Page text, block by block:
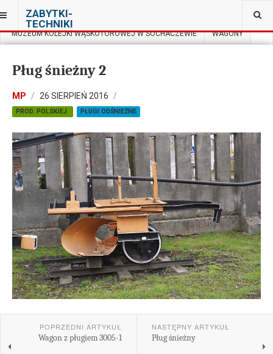
ZABYTKI-
TECHNIKI
JESTEŚ TUTAJ:
MUZEUM KOLEJKI WĄSKOTOROWEJ W SOCHACZEWIE WAGONY
Pług śnieżny 2
MP 26 SIERPIEŃ 2016
PROD. POLSKIEJ PŁUGI ODŚNIEŻNE
POPRZEDNI ARTYKUŁ
Wagon z pługiem 3005-1
NASTĘPNY ARTYKUŁ
Pług śnieżny